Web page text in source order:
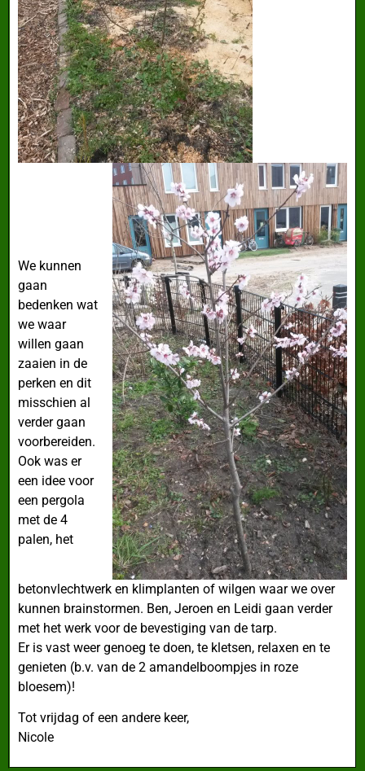
We kunnen
gaan
bedenken wat
we waar
willen gaan
zaaien in de
perken en dit
misschien al
verder gaan
voorbereiden.
Ook was er
een idee voor
een pergola
met de 4
palen, het
betonvlechtwerk en klimplanten of wilgen waar we over
kunnen brainstormen. Ben, Jeroen en Leidi gaan verder
met het werk voor de bevestiging van de tarp.
Er is vast weer genoeg te doen, te kletsen, relaxen en te
genieten (b.v. van de 2 amandelboompjes in roze
bloesem)!
Tot vrijdag of een andere keer,
Nicole